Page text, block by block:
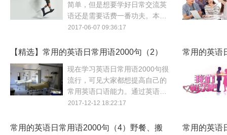
简单，但是想要学好日常交流英
语还是需要话费一番功夫。本篇
主要分享日常交流英语口语大全
指导。
2017-06-07 09:36:17
【精选】常用的英语日常用语2000句（2）
住院、休息
现在学习英语日常用语2000句很
流行，可见大家都想提高自己的
常用英语口语能力。通过英语日
常用语可以增加词汇量，本文英
休息的英语。
2017-12-12 18:22:17
常用的英语
常用的英语日常用语2000句（4）野餐、搬
常用的英语